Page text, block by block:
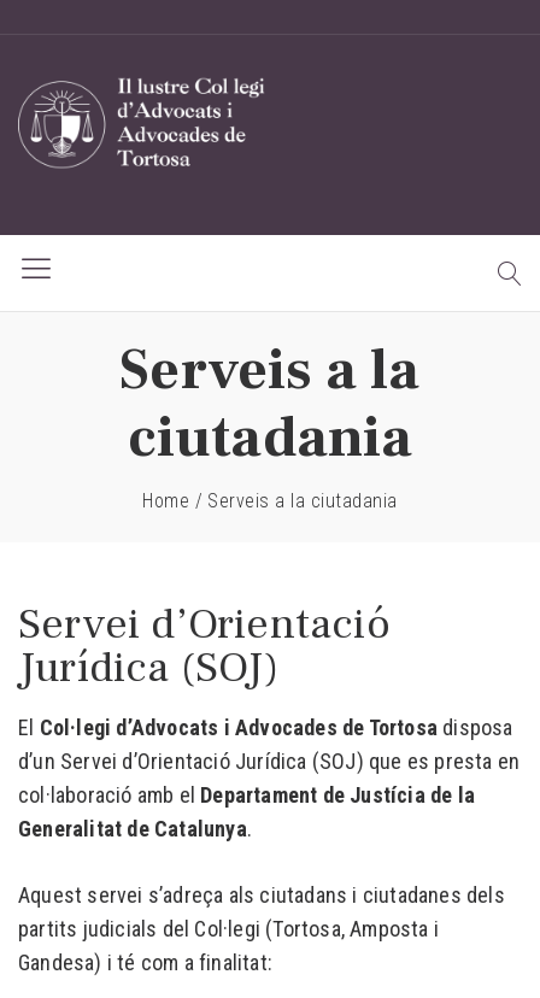
Serveis a la
ciutadania
Home / Serveis a la ciutadania
Servei d’Orientació
Jurídica (SOJ)
El Col·legi d’Advocats i Advocades de Tortosa disposa
d’un Servei d’Orientació Jurídica (SOJ) que es presta en
col·laboració amb el Departament de Justícia de la
Generalitat de Catalunya.
Aquest servei s’adreça als ciutadans i ciutadanes dels
partits judicials del Col·legi (Tortosa, Amposta i
Gandesa) i té com a finalitat: